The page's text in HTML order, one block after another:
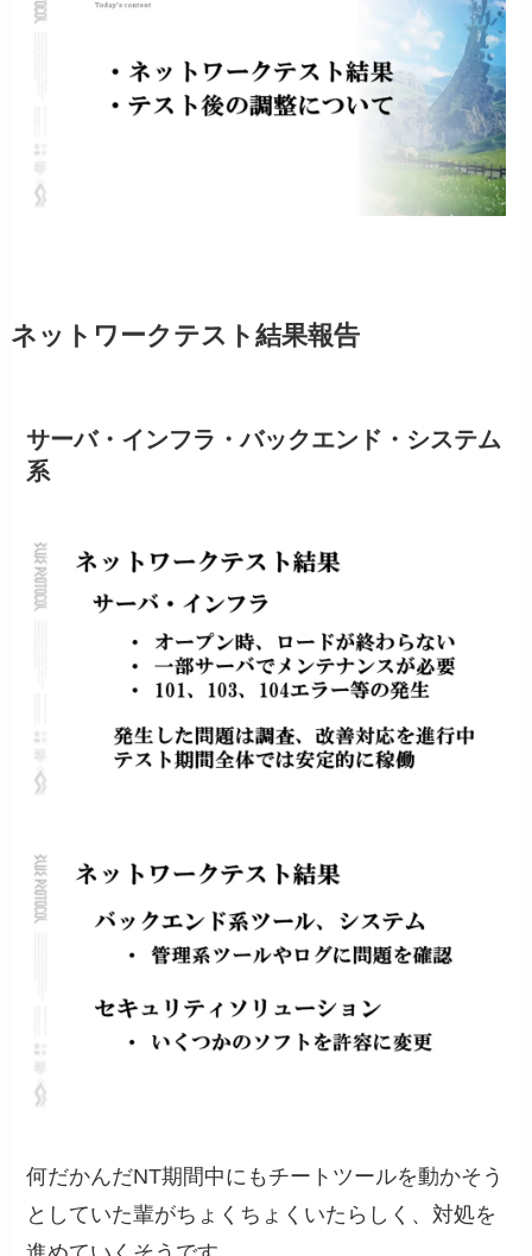
ネットワークテスト結果報告
サーバ・インフラ・バックエンド・システム
系
何だかんだNT期間中にもチートツールを動かそう
としていた輩がちょくちょくいたらしく、対処を